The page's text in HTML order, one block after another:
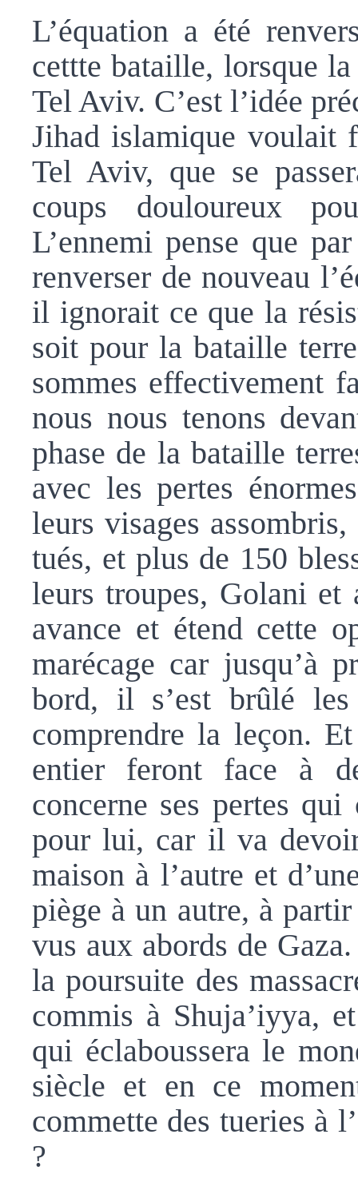
L’équation a été
cettte bataille, lorsque
Tel Aviv. C’est l’idée
Jihad islamique voulait
Tel Aviv, que se
coups douloureux
L’ennemi pense que
renverser de nouveau
il ignorait ce que la
soit pour la bataille
sommes effectivement
nous nous tenons
phase de la bataille
avec les pertes
leurs visages
tués, et plus de 150
leurs troupes, Golani et
avance et étend cette
marécage car jusqu’à
bord, il s’est brûlé
comprendre la leçon.
entier feront face à
concerne ses pertes
pour lui, car il va
maison à l’autre et
piège à un autre, à
vus aux abords de
la poursuite des
commis à Shuja’iyya,
qui éclaboussera le
siècle et en ce
commette des tueries à
?